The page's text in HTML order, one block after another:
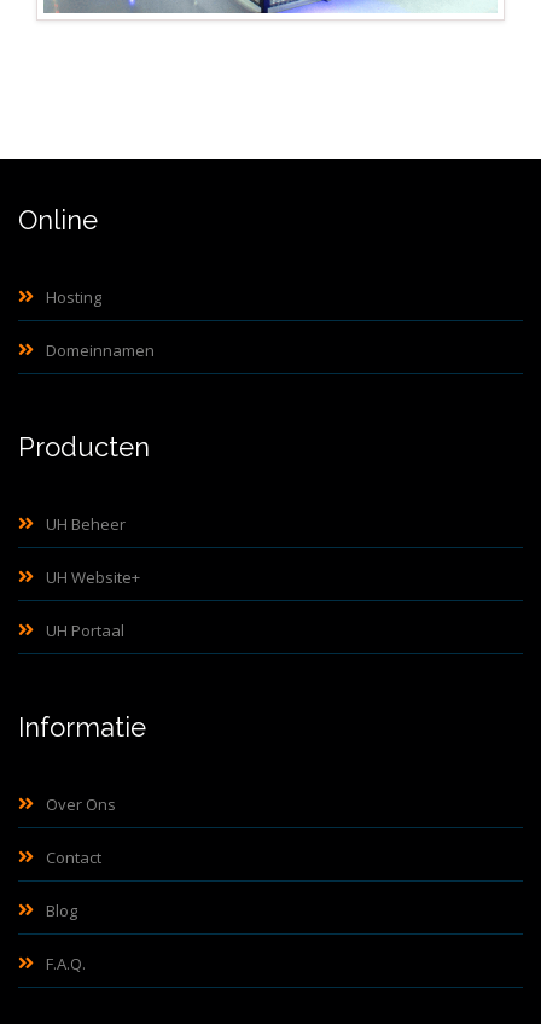
Online
Hosting
Domeinnamen
Producten
UH Beheer
UH Website+
UH Portaal
Informatie
Over Ons
Contact
Blog
F.A.Q.